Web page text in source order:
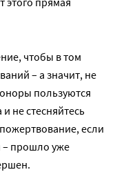
чтобы в том
– а значит, не
пользуются
не стесняйтесь
если
– прошло уже